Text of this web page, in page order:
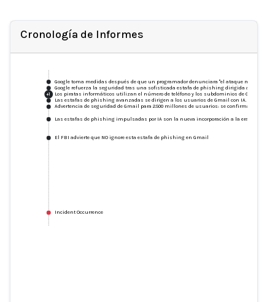
Cronología de Informes
Google toma medidas después de que un programador denunciara "el ataque más
Google refuerza la seguridad tras una sofisticada estafa de phishing dirigida a los
+1
Los piratas informáticos utilizan el número de teléfono y los subdominios de Google
Las estafas de phishing avanzadas se dirigen a los usuarios de Gmail con IA.
Advertencia de seguridad de Gmail para 2.500 millones de usuarios: se confirma un
Las estafas de phishing impulsadas por IA son la nueva incorporación a la era de la
El FBI advierte que NO ignore esta estafa de phishing en Gmail
Incident Occurrence